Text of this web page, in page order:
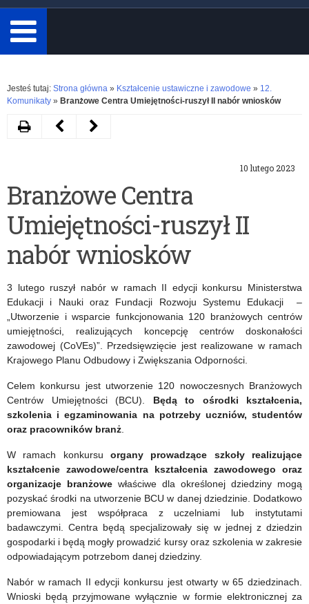
minimum
3
znaki.
Rozwiń
Jesteś tutaj: Strona główna » Kształcenie ustawiczne i zawodowe » 12.
Komunikaty » Branżowe Centra Umiejętności-ruszył II nabór wniosków
10 lutego 2023
Branżowe Centra
Umiejętności-ruszył II
nabór wniosków
3 lutego ruszył nabór w ramach II edycji konkursu Ministerstwa
Edukacji i Nauki oraz Fundacji Rozwoju Systemu Edukacji –
„Utworzenie i wsparcie funkcjonowania 120 branżowych centrów
umiejętności, realizujących koncepcję centrów doskonałości
zawodowej (CoVEs)”. Przedsięwzięcie jest realizowane w ramach
Krajowego Planu Odbudowy i Zwiększania Odporności.
Celem konkursu jest utworzenie 120 nowoczesnych Branżowych
Centrów Umiejętności (BCU). Będą to ośrodki kształcenia,
szkolenia i egzaminowania na potrzeby uczniów, studentów
oraz pracowników branż.
W ramach konkursu organy prowadzące szkoły realizujące
kształcenie zawodowe/centra kształcenia zawodowego oraz
organizacje branżowe właściwe dla określonej dziedziny mogą
pozyskać środki na utworzenie BCU w danej dziedzinie. Dodatkowo
premiowana jest współpraca z uczelniami lub instytutami
badawczymi. Centra będą specjalizowały się w jednej z dziedzin
gospodarki i będą mogły prowadzić kursy oraz szkolenia w zakresie
odpowiadającym potrzebom danej dziedziny.
Nabór w ramach II edycji konkursu jest otwarty w 65 dziedzinach.
Wnioski będą przyjmowane wyłącznie w formie elektronicznej za
DrukujNastępny
informacyjne
w
sektorze
Kształcenie
i
szkolenie
zawodowe
w
Programie
Erasmus+
(KA122)
Poprzedni
dla
Wnioskodawców
Akcji
2
w
sektorze
Edukacja
szkolna